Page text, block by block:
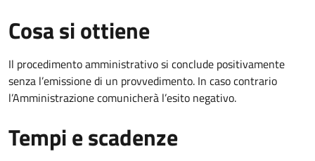
Cosa si ottiene
Il procedimento amministrativo si conclude positivamente
senza l’emissione di un provvedimento. In caso contrario
l’Amministrazione comunicherà l’esito negativo.
Tempi e scadenze